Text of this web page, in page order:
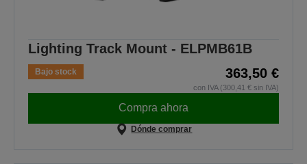
Lighting Track Mount - ELPMB61B
Bajo stock 363,50 €
con IVA (300,41 € sin IVA)
Compra ahora
Dónde comprar